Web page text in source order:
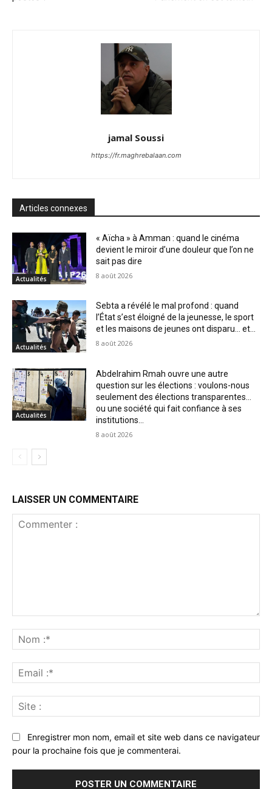
jamal Soussi
https://fr.maghrebalaan.com
Articles connexes
Actualités
« Aïcha » à Amman : quand le cinéma
devient le miroir d’une douleur que l’on ne
sait pas dire
8 août 2026
Actualités
Sebta a révélé le mal profond : quand
l’État s’est éloigné de la jeunesse, le sport
et les maisons de jeunes ont disparu… et...
8 août 2026
Actualités
Abdelrahim Rmah ouvre une autre
question sur les élections : voulons-nous
seulement des élections transparentes…
ou une société qui fait confiance à ses
institutions...
8 août 2026
LAISSER UN COMMENTAIRE
:*
:*
:
Enregistrer mon nom, email et site web dans ce navigateur
pour la prochaine fois que je commenterai.